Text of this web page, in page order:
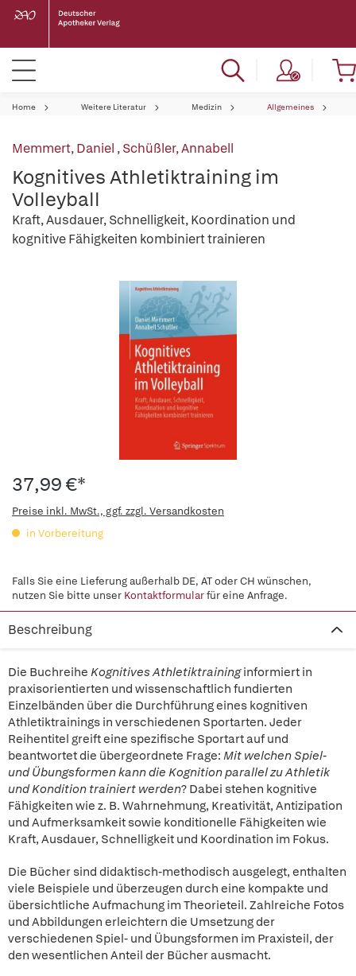
Home Weitere Literatur Medizin Allgemeines
Memmert, Daniel ,Schüßler, Annabell
Kognitives Athletiktraining im
Volleyball
Kraft, Ausdauer, Schnelligkeit, Koordination und
kognitive Fähigkeiten kombiniert trainieren
37,99 €*
Preise inkl. MwSt., ggf. zzgl. Versandkosten
in Vorbereitung
Falls Sie eine Lieferung außerhalb DE, AT oder CH wünschen,
nutzen Sie bitte unser Kontaktformularfür eine Anfrage.
Beschreibung
Die Buchreihe Kognitives Athletiktraininginformiert in
praxisorientierten und wissenschaftlich fundierten
Einzelbänden über die Durchführung eines kognitiven
Athletiktrainings in verschiedenen Sportarten. Jeder
Reihentitel greift eine spezifische Sportart auf und
beantwortet die übergeordnete Frage: Mit welchen Spiel-
und Übungsformen kann die Kognition parallel zu Athletik
und Kondition trainiert werden? Dabei stehen kognitive
Fähigkeiten wie z. B. Wahrnehmung, Kreativität, Antizipation
und Aufmerksamkeit sowie konditionelle Fähigkeiten wie
Kraft, Ausdauer, Schnelligkeit und Koordination im Fokus.
Die Bücher sind didaktisch-methodisch ausgelegt, enthalten
viele Beispiele und überzeugen durch eine kompakte und
übersichtliche Aufmachung im Theorieteil. Zahlreiche Fotos
und Abbildungen erleichtern die Umsetzung der
verschiedenen Spiel- und Übungsformen im Praxisteil, der
den wesentlichen Anteil der Bücher ausmacht.